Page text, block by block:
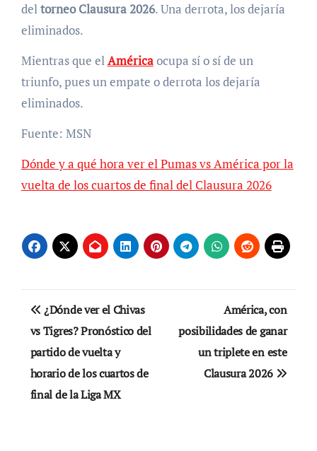
deltorneo Clausura 2026. Una derrota, los dejaría
eliminados.
Mientras que elAméricaocupa sí o sí de un
triunfo, pues un empate o derrota los dejaría
eliminados.
Fuente: MSN
Dónde y a qué hora ver el Pumas vs América por la
vuelta de los cuartos de final del Clausura 2026
Navegación
de
entradas
¿Dónde ver el Chivas
vs Tigres? Pronóstico del
partido de vuelta y
horario de los cuartos de
final de la Liga MX
América, con
posibilidades de ganar
un triplete en este
Clausura 2026